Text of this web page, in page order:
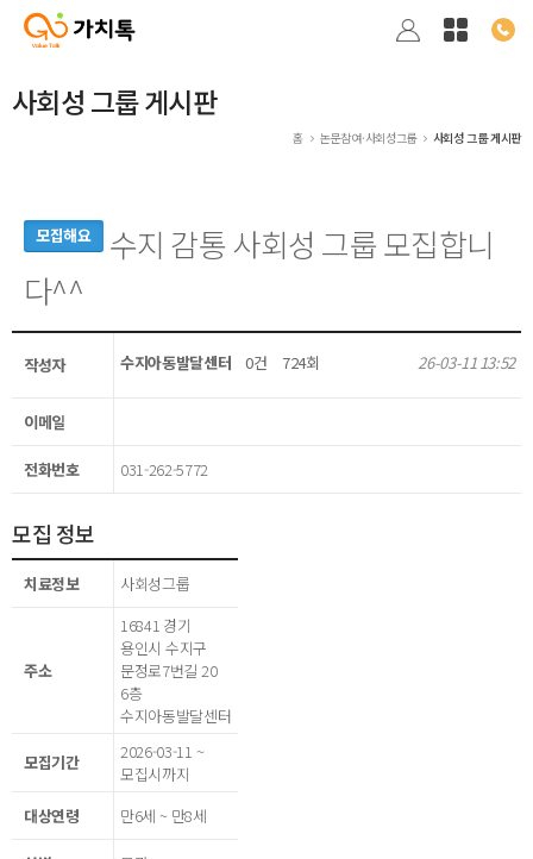
사회성 그룹 게시판
홈 논문참여·사회성그룹 사회성 그룹 게시판
모집해요
수지 감통 사회성 그룹 모집합니
다^^
작성자 수지아동발달센터 0건 724회 26-03-11 13:52
이메일
전화번호 031-262-5772
모집 정보
치료정보 사회성그룹
주소
16841 경기
용인시 수지구
문정로7번길 20
6층
수지아동발달센터
모집기간
2026-03-11 ~
모집시까지
대상연령
만6세 ~ 만8세